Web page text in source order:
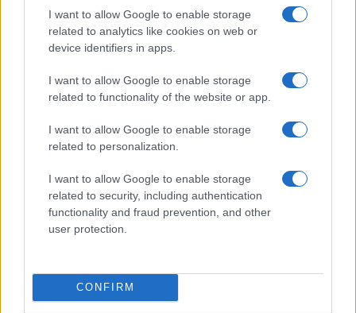
I want to allow Google to enable storage
related to analytics like cookies on web or
device identifiers in apps.
I want to allow Google to enable storage
related to functionality of the website or app.
I want to allow Google to enable storage
related to personalization.
I want to allow Google to enable storage
related to security, including authentication
functionality and fraud prevention, and other
user protection.
CONFIRM